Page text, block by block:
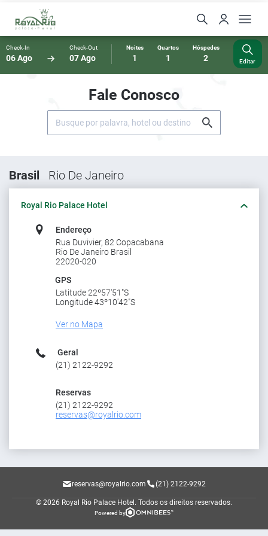
Check-In
06 Ago
Check-Out
07 Ago
Noites
1
Quartos
1
Hóspedes
2 Editar
Fale Conosco
Brasil Rio De Janeiro
Royal Rio Palace Hotel
Endereço
Rua Duvivier, 82 Copacabana
Rio De Janeiro Brasil
22020-020
GPS
Latitude 22º57'51"S
Longitude 43º10'42"S
Ver no Mapa
Geral
(21) 2122-9292
Reservas
(21) 2122-9292
reservas@royalrio.com
reservas@royalrio.com (21) 2122-9292
© 2026 Royal Rio Palace Hotel. Todos os direitos reservados.
Powered by